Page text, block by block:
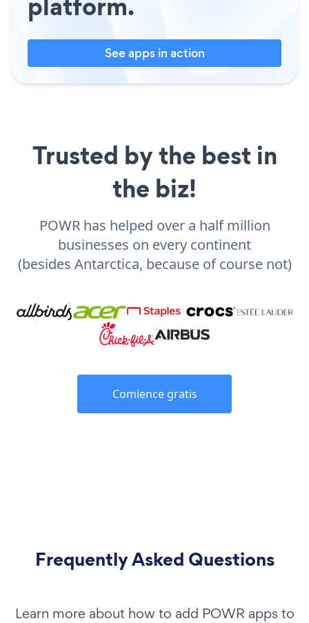
See apps in action
Trusted by the best in
the biz!
POWR has helped over a half million
businesses on every continent
(besides Antarctica, because of course not)
Comience gratis
Frequently Asked Questions
Learn more about how to add POWR apps to